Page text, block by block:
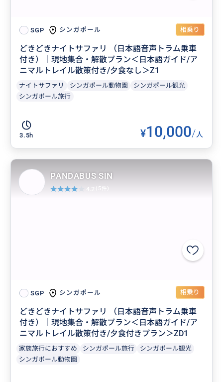
SGP シンガポール 相乗り
どきどきナイトサファリ （日本語音声トラム乗車
付き）｜現地集合・解散プラン＜日本語ガイド/ア
ニマルトレイル散策付き/夕食なし＞Z1
ナイトサファリ シンガポール動物園
シンガポール観光
シンガポール旅行
3.5h ¥10,000/人
SGP シンガポール 相乗り
どきどきナイトサファリ （日本語音声トラム乗車
付き）｜現地集合・解散プラン＜日本語ガイド/ア
ニマルトレイル散策付き/夕食付きプラン＞ZD1
家族旅行におすすめ シンガポール旅行
シンガポール観光
シンガポール動物園
PANDABUS SIN
4.2 (5件)